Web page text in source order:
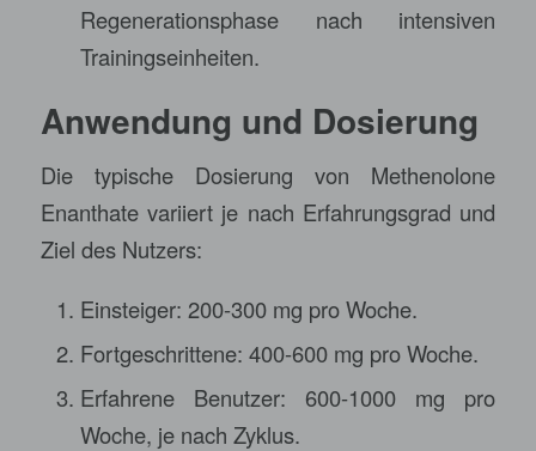
Regenerationsphase nach intensiven
Trainingseinheiten.
Anwendung und Dosierung
Die typische Dosierung von Methenolone
Enanthate variiert je nach Erfahrungsgrad und
Ziel des Nutzers:
Einsteiger: 200-300 mg pro Woche.
Fortgeschrittene: 400-600 mg pro Woche.
Erfahrene Benutzer: 600-1000 mg pro
Woche, je nach Zyklus.